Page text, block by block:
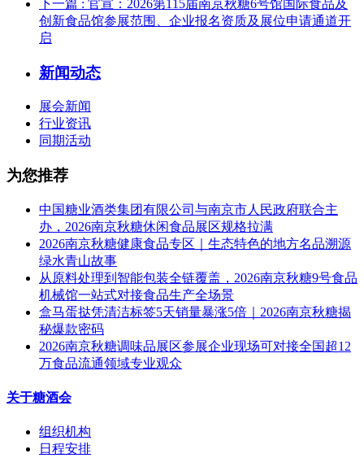
下一篇 : 官宣：2026第115届南京秋糖6号馆国际食品及
创新食品馆参展范围、企业报名资质及展位申请通道开
启
新闻动态
展会新闻
行业资讯
同期活动
为您推荐
中国糖业酒类集团有限公司与南京市人民政府联合主
办，2026南京秋糖休闲食品展区规格拉满
2026南京秋糖健康食品专区｜生态特色的地方名品溯源
绿水青山故事
从原料处理到智能包装全链覆盖，2026南京秋糖9号食品
机械馆一站式对接食品生产全场景
盒马蛋挞凭清洁标签5天销量暴涨5倍｜2026南京秋糖揭
秘爆款密码
2026南京秋糖调味品展区参展企业现场可对接全国超12
万食品流通领域专业观众
关于糖酒会
组织机构
日程安排